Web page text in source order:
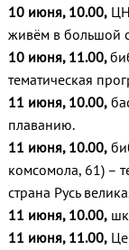
10 июня, 10.00,
живём в большой
10 июня, 11.00,
тематическая
11 июня, 10.00,
плаванию.
11 июня, 10.00,
комсомола, 61) –
страна Русь
11 июня, 10.00,
11 июня, 11.00,